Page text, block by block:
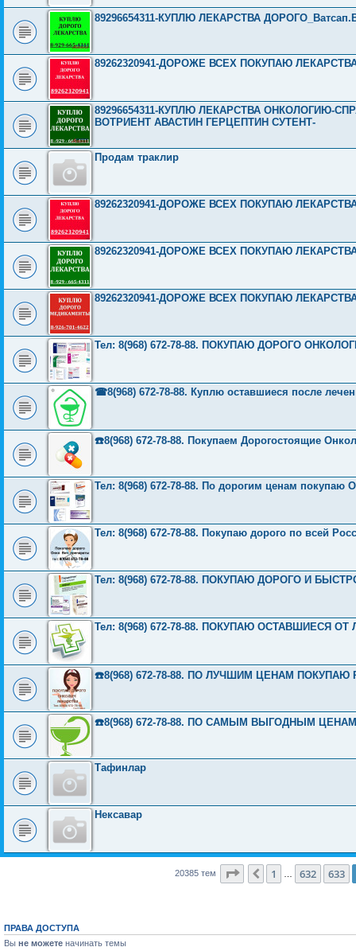
89296654311-КУПЛЮ ЛЕКАРСТВА
89262320941-ДОРОЖЕ ВСЕХ ПОКУПАЮ
89296654311-КУПЛЮ ЛЕКАРСТВА ОНКОЛОГИЮ-
ВОТРИЕНТ АВАСТИН ГЕРЦЕПТИН СУТЕНТ-
Продам траклир
89262320941-ДОРОЖЕ ВСЕХ ПОКУПАЮ
89262320941-ДОРОЖЕ ВСЕХ ПОКУПАЮ
89262320941-ДОРОЖЕ ВСЕХ ПОКУПАЮ
Тел: 8(968) 672-78-88. ПОКУПАЮ ДОРОГО
☎8(968) 672-78-88. Куплю оставшиеся после
☎️8(968) 672-78-88. Покупаем Дорогостоящие
Тел: 8(968) 672-78-88. По дорогим ценам покупаю
Тел: 8(968) 672-78-88. Покупаю дорого по всей
Тел: 8(968) 672-78-88. ПОКУПАЮ ДОРОГО И
Тел: 8(968) 672-78-88. ПОКУПАЮ ОСТАВШИЕСЯ
☎️8(968) 672-78-88. ПО ЛУЧШИМ ЦЕНАМ
☎️8(968) 672-78-88. ПО САМЫМ ВЫГОДНЫМ
Тафинлар
Нексавар
20385 тем Страница 634из 816
Пред.
1 632 633
ПРАВА ДОСТУПА
Вы не можете начинать темы